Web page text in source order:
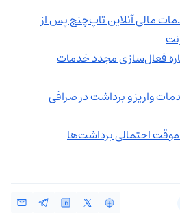
مالی آنلاین تاپ‌چنج پس از
فعال‌سازی مجدد خدمات
واریز و برداشت در صرافی
موقت احتمالی برداشت‌ها